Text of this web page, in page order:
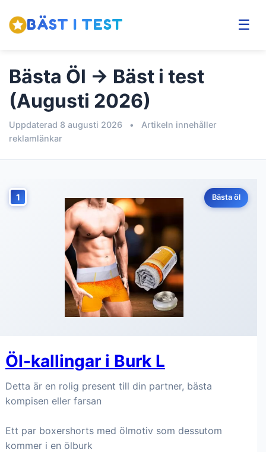
BÄST I TEST ☰
Bästa Öl → Bäst i test
(Augusti 2026)
Uppdaterad 8 augusti 2026 •
Artikeln innehåller
reklamlänkar
1 Bästa öl
Öl-kallingar i Burk L
Detta är en rolig present till din partner, bästa
kompisen eller farsan
Ett par boxershorts med ölmotiv som dessutom
kommer i en ölburk